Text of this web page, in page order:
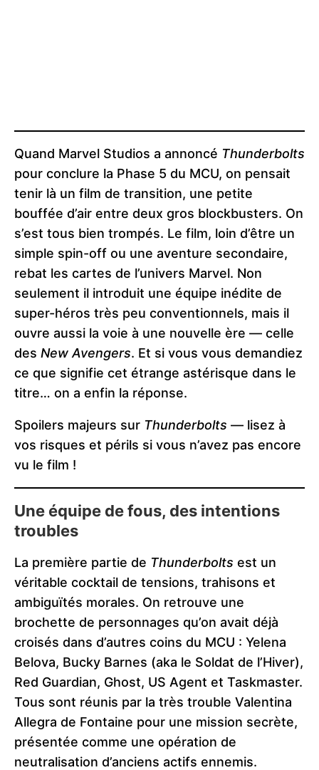
Quand Marvel Studios a annoncé Thunderbolts
pour conclure la Phase 5 du MCU, on pensait
tenir là un film de transition, une petite
bouffée d’air entre deux gros blockbusters. On
s’est tous bien trompés. Le film, loin d’être un
simple spin-off ou une aventure secondaire,
rebat les cartes de l’univers Marvel. Non
seulement il introduit une équipe inédite de
super-héros très peu conventionnels, mais il
ouvre aussi la voie à une nouvelle ère — celle
des New Avengers. Et si vous vous demandiez
ce que signifie cet étrange astérisque dans le
titre… on a enfin la réponse.
Spoilers majeurs sur Thunderbolts — lisez à
vos risques et périls si vous n’avez pas encore
vu le film !
Une équipe de fous, des intentions
troubles
La première partie de Thunderbolts est un
véritable cocktail de tensions, trahisons et
ambiguïtés morales. On retrouve une
brochette de personnages qu’on avait déjà
croisés dans d’autres coins du MCU : Yelena
Belova, Bucky Barnes (aka le Soldat de l’Hiver),
Red Guardian, Ghost, US Agent et Taskmaster.
Tous sont réunis par la très trouble Valentina
Allegra de Fontaine pour une mission secrète,
présentée comme une opération de
neutralisation d’anciens actifs ennemis.